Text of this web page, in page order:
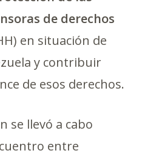
de derechos
en situación de
y contribuir
de esos derechos.
se llevó a cabo
entre